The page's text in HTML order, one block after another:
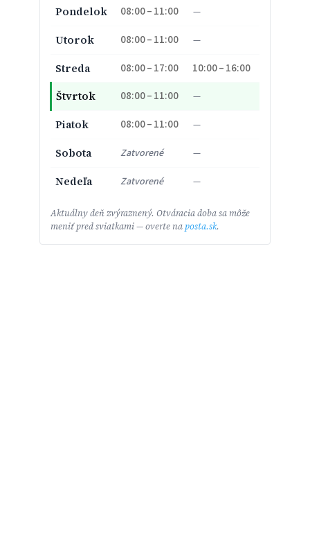
Pondelok 08:00 – 11:00 —
Utorok 08:00 – 11:00 —
Streda 08:00 – 17:00 10:00 – 16:00
Štvrtok 08:00 – 11:00 —
Piatok 08:00 – 11:00 —
Sobota Zatvorené —
Nedeľa Zatvorené —
Aktuálny deň zvýraznený. Otváracia doba sa môže
meniť pred sviatkami — overte naposta.sk.